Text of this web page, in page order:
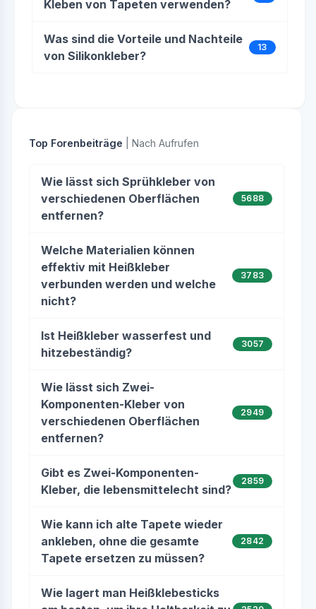
Kleben von Tapeten verwenden?
Was sind die Vorteile und Nachteile
von Silikonkleber?
13
Top Forenbeiträge | Nach Aufrufen
Wie lässt sich Sprühkleber von
verschiedenen Oberflächen
entfernen?
5688
Welche Materialien können
effektiv mit Heißkleber
verbunden werden und welche
nicht?
3783
Ist Heißkleber wasserfest und
hitzebeständig?
3057
Wie lässt sich Zwei-
Komponenten-Kleber von
verschiedenen Oberflächen
entfernen?
2949
Gibt es Zwei-Komponenten-
Kleber, die lebensmittelecht sind?
2859
Wie kann ich alte Tapete wieder
ankleben, ohne die gesamte
Tapete ersetzen zu müssen?
2842
Wie lagert man Heißklebesticks